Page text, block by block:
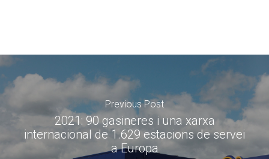
Previous Post
2021: 90 gasineres i una xarxa
internacional de 1.629 estacions de servei
a Europa